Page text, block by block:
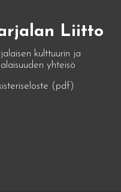
Liitto
kulttuurin ja
yhteisö
(pdf)